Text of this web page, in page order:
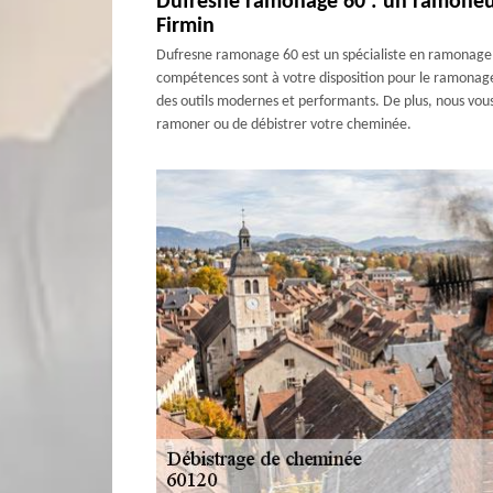
Firmin
Dufresne ramonage 60 est un spécialiste en
compétences sont à votre disposition pour le
des outils modernes et performants. De plus, nous
ramoner ou de débistrer votre cheminée.